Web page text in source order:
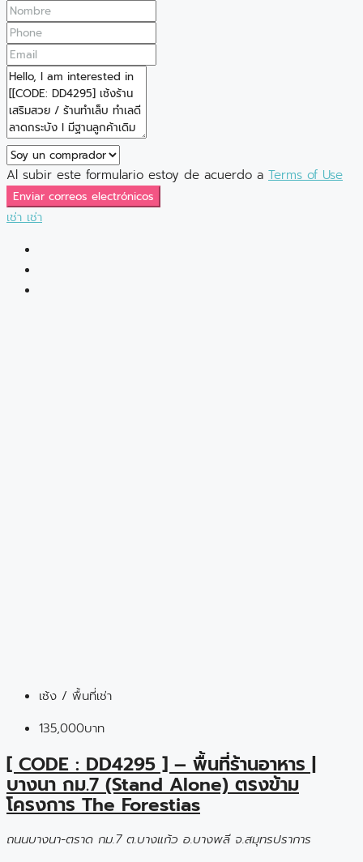
Al subir este formulario estoy de acuerdo a Terms of Use
Enviar correos electrónicos
เช่า เช่า
เซ้ง / พื้นที่เช่า
135,000บาท
[ CODE : DD4295 ] – พื้นที่ร้านอาหาร |
บางนา กม.7 (Stand Alone) ตรงข้าม
โครงการ The Forestias
ถนนบางนา-ตราด กม.7 ต.บางแก้ว อ.บางพลี จ.สมุทรปราการ